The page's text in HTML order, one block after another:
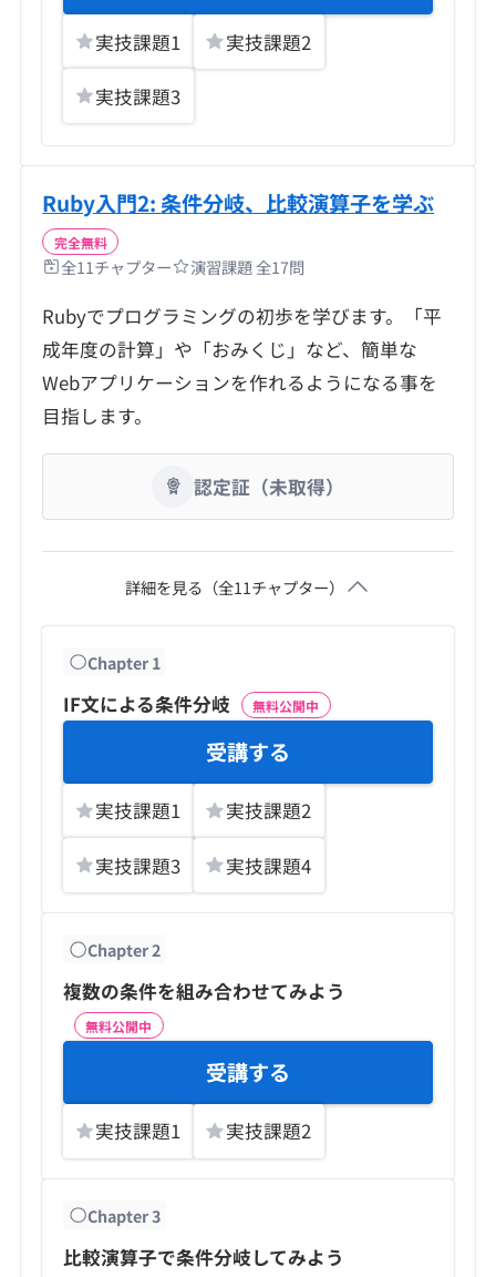
実技課題1 実技課題2
実技課題3
Ruby入門2: 条件分岐、比較演算子を学ぶ
全11チャプター 演習課題 全17問
完全無料
Rubyでプログラミングの初歩を学びます。「平
成年度の計算」や「おみくじ」など、簡単な
Webアプリケーションを作れるようになる事を
目指します。
認定証（未取得）
詳細を見る（全11チャプター）
Chapter1
IF文による条件分岐 無料公開中
受講する
実技課題1 実技課題2
実技課題3 実技課題4
Chapter2
複数の条件を組み合わせてみよう
無料公開中
受講する
実技課題1 実技課題2
Chapter3
比較演算子で条件分岐してみよう